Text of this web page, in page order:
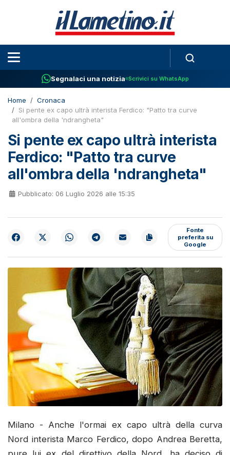
Segnalaci una notizia Scrivici su WhatsApp
Home
Cronaca
Si pente ex capo ultrà interista Ferdico: "Patto tra curve
all'ombra della 'ndrangheta"
Si pente ex capo ultrà interista
Ferdico: "Patto tra curve
all'ombra della 'ndrangheta"
Pubblicato: 06 Luglio 2026 alle 15:35
Fonte
preferita su
Google
Milano - Anche l'ormai ex capo ultrà della curva
Nord interista Marco Ferdico, dopo Andrea Beretta,